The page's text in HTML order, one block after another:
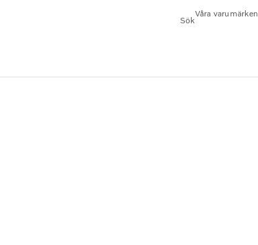
Sök
Våra varumärken